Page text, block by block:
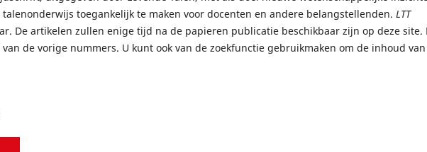
toegankelijk te maken voor docenten en andere belangstellenden. LTT
De artikelen zullen enige tijd na de papieren publicatie beschikbaar zijn op deze site.
de vorige nummers. U kunt ook van de zoekfunctie gebruikmaken om de inhoud